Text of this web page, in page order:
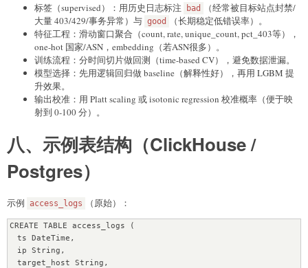
标签（supervised）：用历史日志标注 bad
（经常被目标站点封禁/
大量 403/429/事务异常）与 good
（长期稳定低错误率）。
特征工程：滑动窗口聚合（count, rate, unique_count, pct_403等），
one-hot 国家/ASN，embedding（若ASN很多）。
训练流程：分时间切片做回测（time-based CV），避免数据泄漏。
模型选择：先用逻辑回归做 baseline（解释性好），再用 LGBM 提
升效果。
输出校准：用 Platt scaling 或 isotonic regression 校准概率（便于映
射到 0-100 分）。
八、示例表结构（ClickHouse /
Postgres）
示例 access_logs （原始）：
CREATE TABLE access_logs (